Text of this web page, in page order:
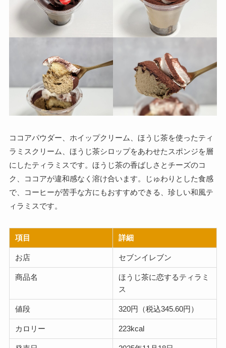
ココアパウダー、ホイップクリーム、ほうじ茶を使ったティ
ラミスクリーム、ほうじ茶シロップをあわせたスポンジを層
にしたティラミスです。ほうじ茶の香ばしさとチーズのコ
ク、ココアが違和感なく溶け合います。じゅわりとした食感
で、コーヒーが苦手な方にもおすすめできる、珍しい和風テ
ィラミスです。
項目 詳細
お店 セブンイレブン
商品名
ほうじ茶に恋するティラミ
ス
値段 320円（税込345.60円）
カロリー 223kcal